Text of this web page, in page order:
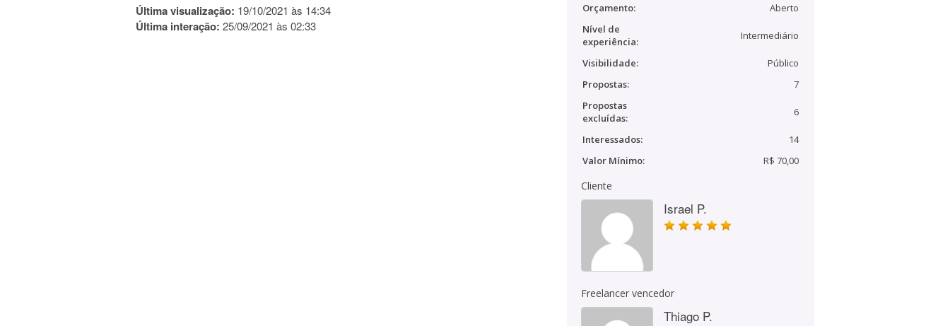
Última visualização: 19/10/2021 às 14:34
Última interação: 25/09/2021 às 02:33
Orçamento:
Aberto
Nível de
experiência:
Intermediário
Visibilidade:
Público
Propostas:
7
Propostas
excluídas:
6
Interessados:
14
Valor Mínimo:
R$ 70,00
Cliente
Israel P.
Freelancer vencedor
Thiago P.